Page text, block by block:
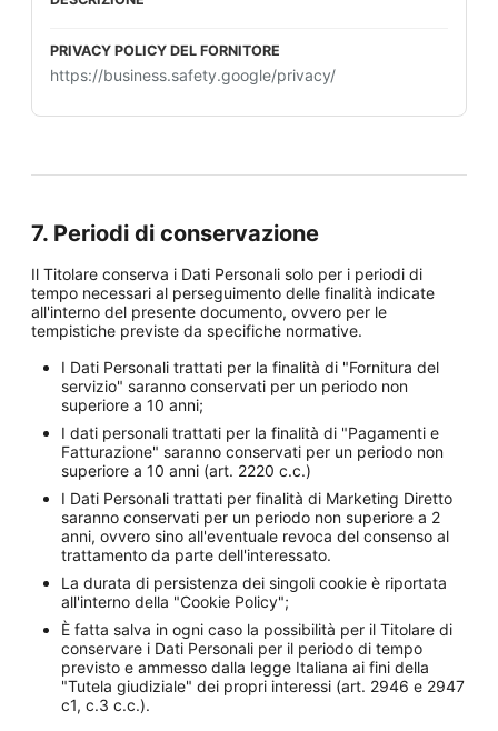
https://business.safety.google/privacy/
7. Periodi di conservazione
Il Titolare conserva i Dati Personali solo per i periodi di
tempo necessari al perseguimento delle finalità indicate
all'interno del presente documento, ovvero per le
tempistiche previste da specifiche normative.
I Dati Personali trattati per la finalità di "Fornitura del
servizio" saranno conservati per un periodo non
superiore a 10 anni;
I dati personali trattati per la finalità di "Pagamenti e
Fatturazione" saranno conservati per un periodo non
superiore a 10 anni (art. 2220 c.c.)
I Dati Personali trattati per finalità di Marketing Diretto
saranno conservati per un periodo non superiore a 2
anni, ovvero sino all'eventuale revoca del consenso al
trattamento da parte dell'interessato.
La durata di persistenza dei singoli cookie è riportata
all'interno della "Cookie Policy";
È fatta salva in ogni caso la possibilità per il Titolare di
conservare i Dati Personali per il periodo di tempo
previsto e ammesso dalla legge Italiana ai fini della
"Tutela giudiziale" dei propri interessi (art. 2946 e 2947
c1, c.3 c.c.).